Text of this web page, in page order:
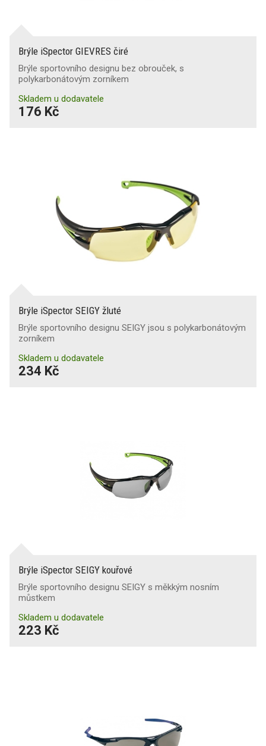
Brýle iSpector GIEVRES čiré
Brýle sportovního designu bez obrouček, s
polykarbonátovým zorníkem
Skladem u dodavatele
176 Kč
Brýle iSpector SEIGY žluté
Brýle sportovního designu SEIGY jsou s polykarbonátovým
zorníkem
Skladem u dodavatele
234 Kč
Brýle iSpector SEIGY kouřové
Brýle sportovního designu SEIGY s měkkým nosním
můstkem
Skladem u dodavatele
223 Kč